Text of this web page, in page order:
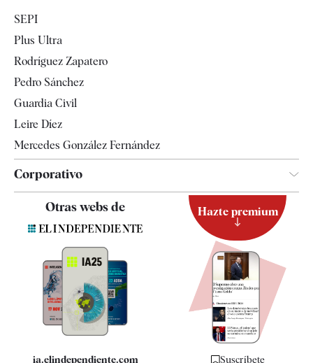
Televisión
SEPI
Plus Ultra
Rodríguez Zapatero
Pedro Sánchez
Guardia Civil
Leire Díez
Mercedes González Fernández
Corporativo
Contacto
Quiénes somos
Especificaciones
Otras webs de
ia.elindependiente.com
Hazte premium
Suscríbete